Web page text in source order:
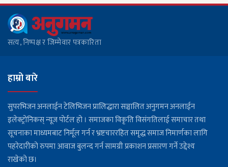
सत्य, निष्पक्ष र जिम्मेवार पत्रकारिता
हाम्रो बारे
सुपरभिजन अनलाईन टेलिभिजन प्रालिद्धारा सञ्चालित अनुगमन अनलाईन
इलेक्ट्रोनिकस् न्यूज पोर्टल हो । समाजका विकृति विसंगतिलाई समाचार तथा
सूचनाका माध्यमबाट निर्मूल गर्न र भ्रष्टचाररहित समृद्ध समाज निमार्णका लागि
पहरेदारीको रुपमा आवाज बुलन्द गर्न सामग्री प्रकाशन प्रसारण गर्ने उद्देश्य
राखेको छ।